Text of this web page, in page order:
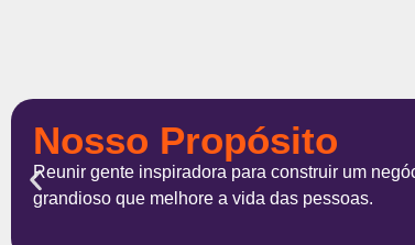
Nossa missão
Habilitar as empresas a pagarem suas contas de
forma inteligente.